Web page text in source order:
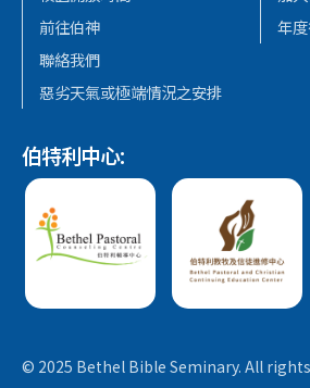
前往伯神
聯絡我們
惡劣天氣或極端情況之安排
年
© 2025 Bethel Bible Seminary. All
伯特利中心: